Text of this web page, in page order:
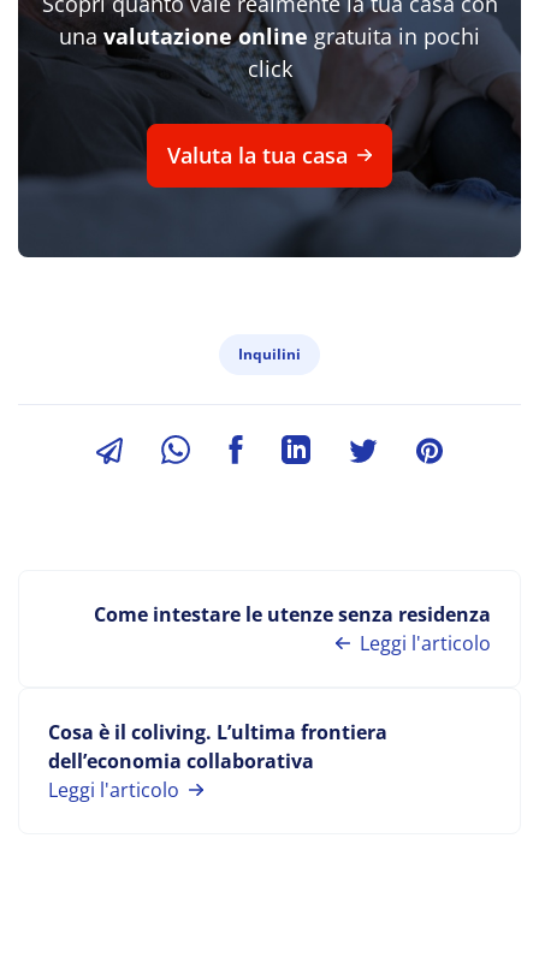
una valutazione onlinegratuita in pochi
click
Valuta la tua casa
Inquilini
Come intestare le utenze senza residenza
Leggi l'articolo
Cosa è il coliving. L’ultima frontiera
dell’economia collaborativa
Leggi l'articolo